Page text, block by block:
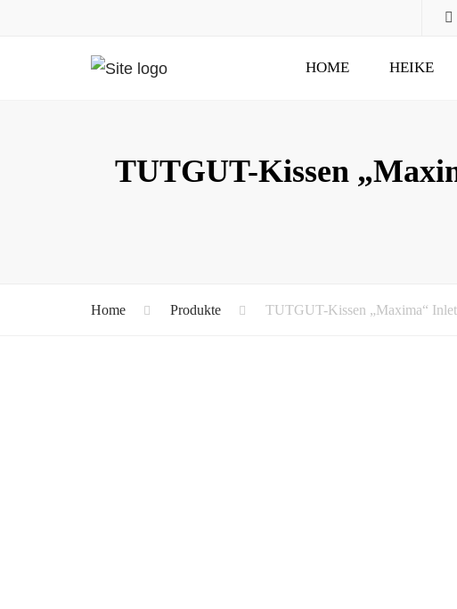
HOME HEIKE
TUTGUT-Kissen
Home Produkte TUTGUT-Kissen „Maxima“